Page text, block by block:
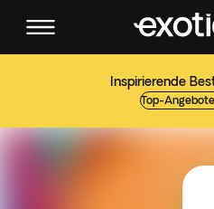
Inspirierende
Top-